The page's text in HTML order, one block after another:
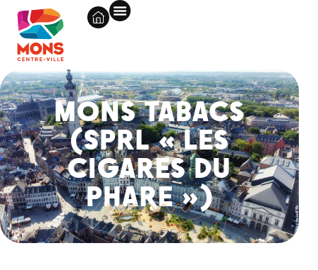
MONS TABACS
(SPRL « LES
CIGARES DU
PHARE »)